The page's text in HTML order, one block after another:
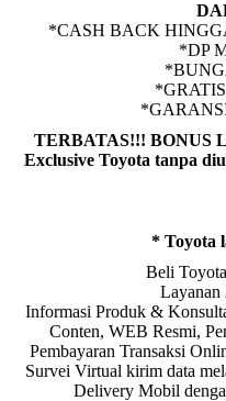
*CASH BACK
*DP
TERBATAS!!! BONUS
Exclusive Toyota tanpa
* Toyota
Beli
Layanan
Informasi Produk &
Conten, WEB Resmi,
Pembayaran Transaksi
Survei Virtual kirim data
Delivery Mobil